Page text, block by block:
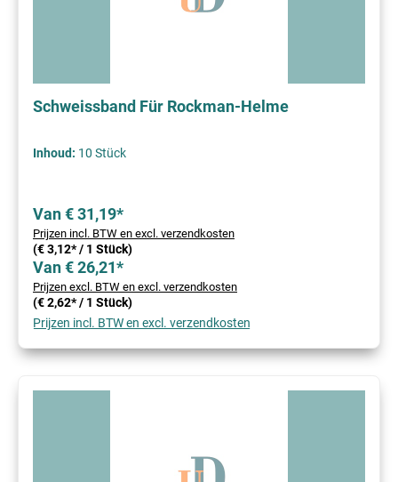
Schweissband Für Rockman-Helme
Inhoud: 10 Stück
Van € 31,19*
Prijzen incl. BTW en excl. verzendkosten
(€ 3,12* / 1 Stück)
Van € 26,21*
Prijzen excl. BTW en excl. verzendkosten
(€ 2,62* / 1 Stück)
Prijzen incl. BTW en excl. verzendkosten